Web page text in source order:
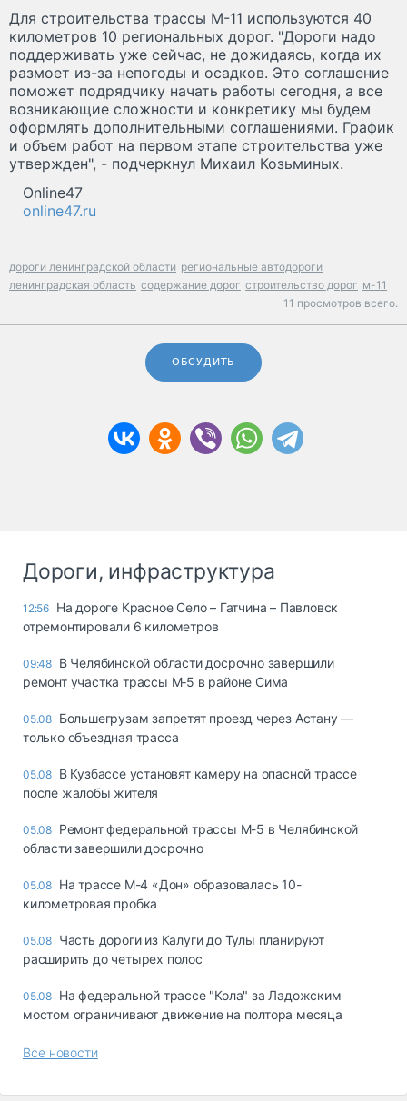
Для строительства трассы М-11 используются 40
километров 10 региональных дорог. "Дороги надо
поддерживать уже сейчас, не дожидаясь, когда их
размоет из-за непогоды и осадков. Это соглашение
поможет подрядчику начать работы сегодня, а все
возникающие сложности и конкретику мы будем
оформлять дополнительными соглашениями. График
и объем работ на первом этапе строительства уже
утвержден", - подчеркнул Михаил Козьминых.
Online47
online47.ru
дороги ленинградской области региональные автодороги
ленинградская область содержание дорог строительство дорог м-11
11 просмотров всего.
ОБСУДИТЬ
Дороги, инфраструктура
12:56 На дороге Красное Село – Гатчина – Павловск
отремонтировали 6 километров
09:48 В Челябинской области досрочно завершили
ремонт участка трассы М‑5 в районе Сима
05.08 Большегрузам запретят проезд через Астану —
только объездная трасса
05.08 В Кузбассе установят камеру на опасной трассе
после жалобы жителя
05.08 Ремонт федеральной трассы М-5 в Челябинской
области завершили досрочно
05.08 На трассе М-4 «Дон» образовалась 10-
километровая пробка
05.08 Часть дороги из Калуги до Тулы планируют
расширить до четырех полос
05.08 На федеральной трассе "Кола" за Ладожским
мостом ограничивают движение на полтора месяца
Все новости